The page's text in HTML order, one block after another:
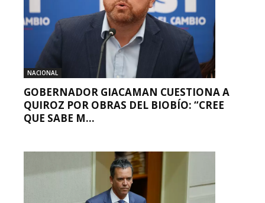
NACIONAL
GOBERNADOR GIACAMAN CUESTIONA A
QUIROZ POR OBRAS DEL BIOBÍO: “CREE
QUE SABE M...